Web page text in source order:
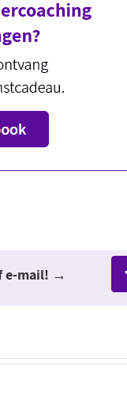
e-mail! →